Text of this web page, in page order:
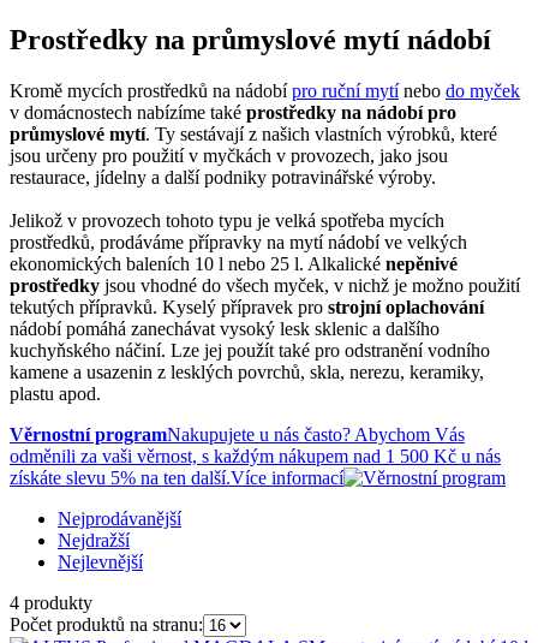
Prostředky na průmyslové mytí nádobí
Kromě mycích prostředků na nádobípro ruční mytínebo do myček
v domácnostech nabízíme také prostředky na nádobí pro
průmyslové mytí. Ty sestávají z našich vlastních výrobků, které
jsou určeny pro použití v myčkách v provozech, jako jsou
restaurace, jídelny a další podniky potravinářské výroby.
Jelikož v provozech tohoto typu je velká spotřeba mycích
prostředků, prodáváme přípravky na mytí nádobí ve velkých
ekonomických baleních 10 l nebo 25 l. Alkalické nepěnivé
prostředky jsou vhodné do všech myček, v nichž je možno použití
tekutých přípravků. Kyselý přípravek pro strojní oplachování
nádobí pomáhá zanechávat vysoký lesk sklenic a dalšího
kuchyňského náčiní. Lze jej použít také pro odstranění vodního
kamene a usazenin z lesklých povrchů, skla, nerezu, keramiky,
plastu apod.
Věrnostní programNakupujete u nás často? Abychom Vás
odměnili za vaši věrnost, s každým nákupem nad 1 500 Kč u nás
získáte slevu 5% na ten další.Více informací
Nejprodávanější
Nejdražší
Nejlevnější
4 produkty
Počet produktů na stranu: